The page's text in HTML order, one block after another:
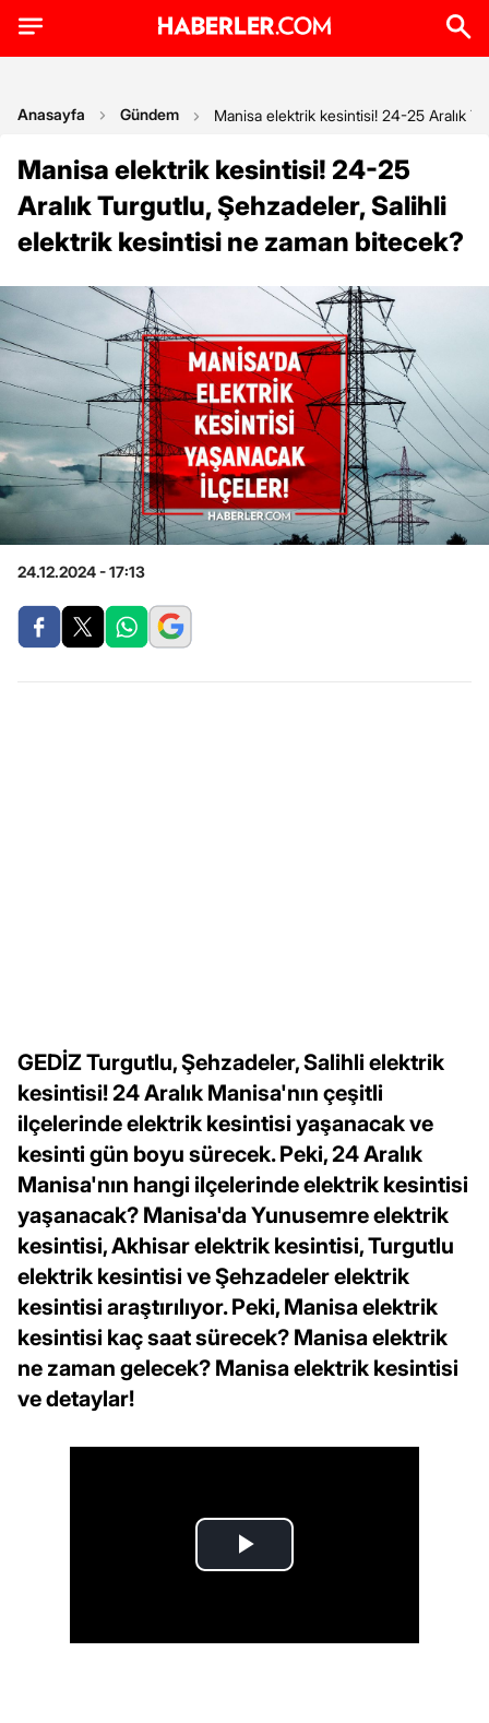
Anasayfa Gündem Manisa elektrik kesintisi! 24-25 Aralık
Manisa elektrik kesintisi! 24-25
Aralık Turgutlu, Şehzadeler, Salihli
elektrik kesintisi ne zaman bitecek?
24.12.2024 - 17:13
GEDİZ Turgutlu, Şehzadeler, Salihli elektrik
kesintisi! 24 Aralık Manisa'nın çeşitli
ilçelerinde elektrik kesintisi yaşanacak ve
kesinti gün boyu sürecek. Peki, 24 Aralık
Manisa'nın hangi ilçelerinde elektrik kesintisi
yaşanacak? Manisa'da Yunusemre elektrik
kesintisi, Akhisar elektrik kesintisi, Turgutlu
elektrik kesintisi ve Şehzadeler elektrik
kesintisi araştırılıyor. Peki, Manisa elektrik
kesintisi kaç saat sürecek? Manisa elektrik
ne zaman gelecek? Manisa elektrik kesintisi
ve detaylar!